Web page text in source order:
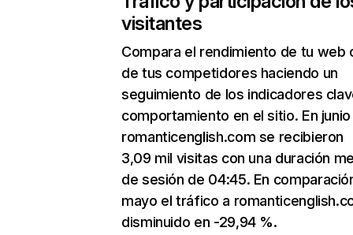
visitantes
Compara el rendimiento de tu web
de tus competidores haciendo un
seguimiento de los indicadores
comportamiento en el sitio. En junio
romanticenglish.com se recibieron
3,09 mil visitas con una duración
de sesión de 04:45. En
mayo el tráfico a
disminuido en -29,94 %.